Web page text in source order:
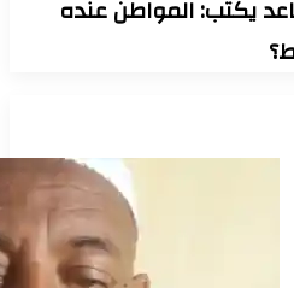
يكتب: المواطن عنده